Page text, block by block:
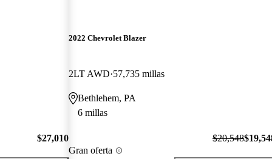
$27,010
2022 Chevrolet Blazer
2LT AWD 57,735 millas
Bethlehem, PA
6 millas
Gran oferta
$20,548